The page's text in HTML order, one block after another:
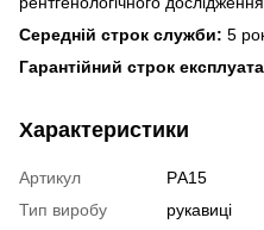
Середній строк служби: 5
Гарантійний строк
Характеристики
Артикул
РA15
Тип виробу
рукавиці